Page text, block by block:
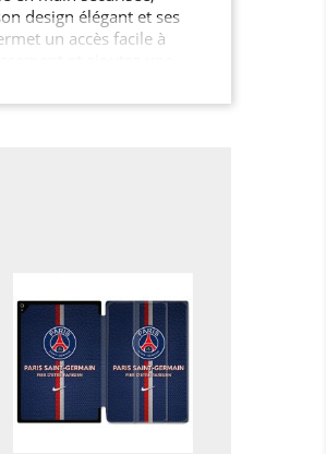
design élégant et ses
un accès facile à